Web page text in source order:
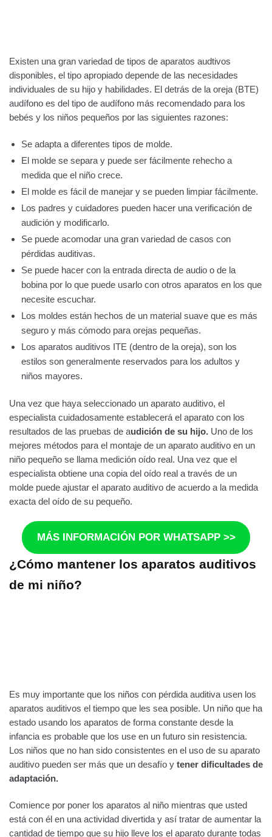
Existen una gran variedad de tipos de aparatos audtivos
disponibles, el tipo apropiado depende de las necesidades
individuales de su hijo y habilidades. El detrás de la oreja (BTE)
audífono es del tipo de audífono más recomendado para los
bebés y los niños pequeños por las siguientes razones:
Se adapta a diferentes tipos de molde.
El molde se separa y puede ser fácilmente rehecho a
medida que el niño crece.
El molde es fácil de manejar y se pueden limpiar fácilmente.
Los padres y cuidadores pueden hacer una verificación de
audición y modificarlo.
Se puede acomodar una gran variedad de casos con
pérdidas auditivas.
Se puede hacer con la entrada directa de audio o de la
bobina por lo que puede usarlo con otros aparatos en los que
necesite escuchar.
Los moldes están hechos de un material suave que es más
seguro y más cómodo para orejas pequeñas.
Los aparatos auditivos ITE (dentro de la oreja), son los
estilos son generalmente reservados para los adultos y
niños mayores.
Una vez que haya seleccionado un aparato auditivo, el
especialista cuidadosamente establecerá el aparato con los
resultados de las pruebas de audición de su hijo. Uno de los
mejores métodos para el montaje de un aparato auditivo en un
niño pequeño se llama medición oído real. Una vez que el
especialista obtiene una copia del oído real a través de un
molde puede ajustar el aparato auditivo de acuerdo a la medida
exacta del oído de su pequeño.
MÁS INFORMACIÓN POR WHATSAPP >>
¿Cómo mantener los aparatos auditivos
de mi niño?
Es muy importante que los niños con pérdida auditiva usen los
aparatos auditivos el tiempo que les sea posible. Un niño que ha
estado usando los aparatos de forma constante desde la
infancia es probable que los use en un futuro sin resistencia.
Los niños que no han sido consistentes en el uso de su aparato
auditivo pueden ser más que un desafío y tener dificultades de
adaptación.
Comience por poner los aparatos al niño mientras que usted
está con él en una actividad divertida y así tratar de aumentar la
cantidad de tiempo que su hijo lleve los el aparato durante todas